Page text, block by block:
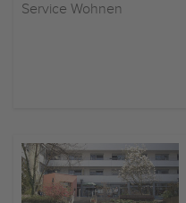
Service Wohnen